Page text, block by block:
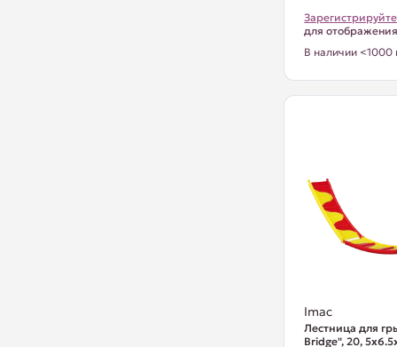
для
В наличии <1000
Imac
Лестница для
Bridge", 20,